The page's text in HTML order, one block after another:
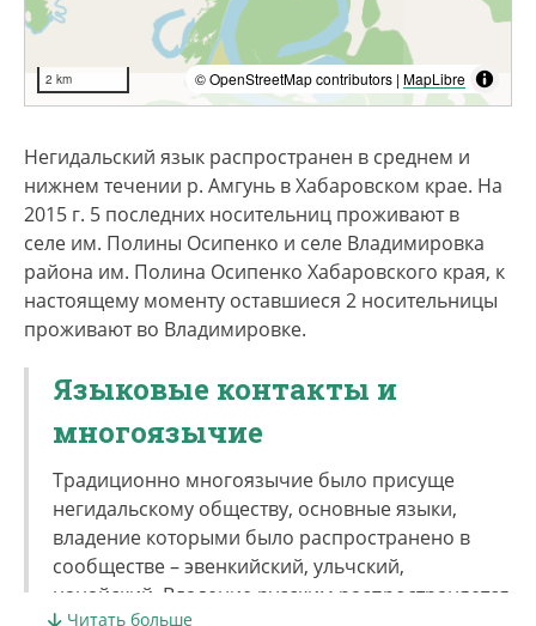
2 km © OpenStreetMap contributors | MapLibre
Негидальский язык распространен в среднем и
нижнем течении р. Амгунь в Хабаровском крае. На
2015 г. 5 последних носительниц проживают в
селе им. Полины Осипенко и селе Владимировка
района им. Полина Осипенко Хабаровского края, к
настоящему моменту оставшиеся 2 носительницы
проживают во Владимировке.
Языковые контакты и
многоязычие
Традиционно многоязычие было присуще
негидальскому обществу, основные языки,
владение которыми было распространено в
сообществе – эвенкийский, ульчский,
нанайский. Владение русским распространяется
Читать больше